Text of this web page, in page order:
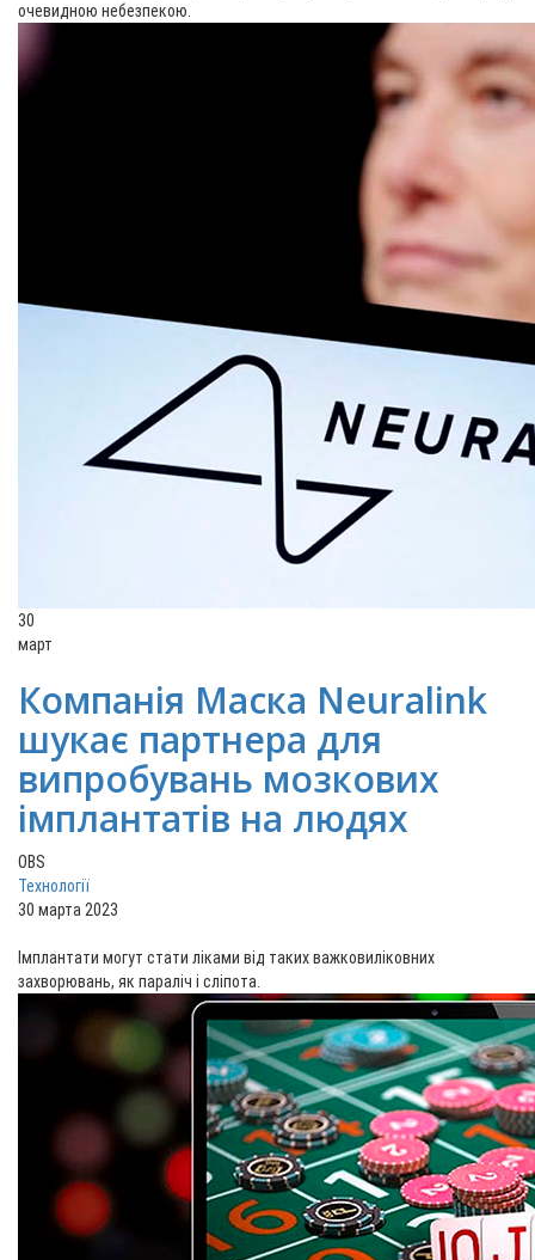
очевидною небезпекою.
30
март
Компанія Маска Neuralink
шукає партнера для
випробувань мозкових
імплантатів на людях
OBS
Технології
30 марта 2023
Імплантати могут стати ліками від таких важковиліковних
захворювань, як параліч і сліпота.